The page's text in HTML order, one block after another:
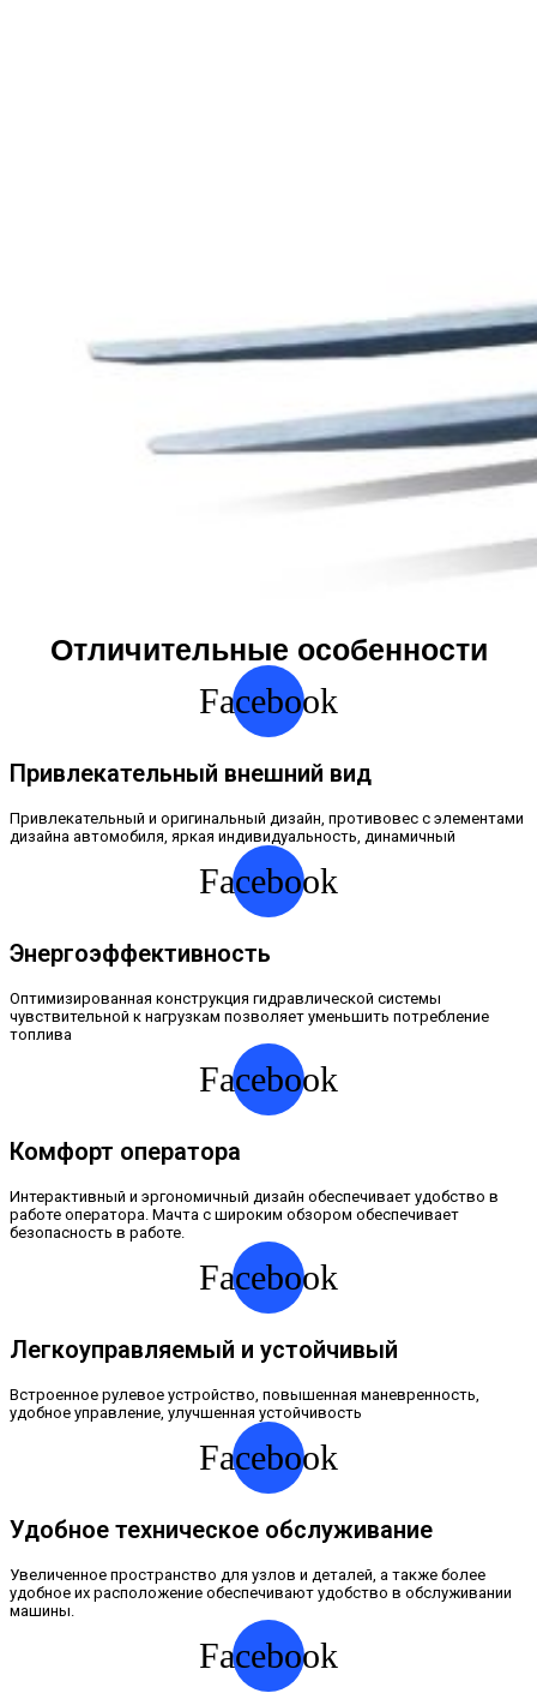
Отличительные особенности
Facebook
Привлекательный внешний вид
Привлекательный и оригинальный дизайн, противовес с элементами
дизайна автомобиля, яркая индивидуальность, динамичный
Facebook
Энергоэффективность
Оптимизированная конструкция гидравлической системы
чувствительной к нагрузкам позволяет уменьшить потребление
топлива
Facebook
Комфорт оператора
Интерактивный и эргономичный дизайн обеспечивает удобство в
работе оператора. Мачта с широким обзором обеспечивает
безопасность в работе.
Facebook
Легкоуправляемый и устойчивый
Встроенное рулевое устройство, повышенная маневренность,
удобное управление, улучшенная устойчивость
Facebook
Удобное техническое обслуживание
Увеличенное пространство для узлов и деталей, а также более
удобное их расположение обеспечивают удобство в обслуживании
машины.
Facebook